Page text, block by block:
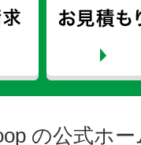
の公式ホ